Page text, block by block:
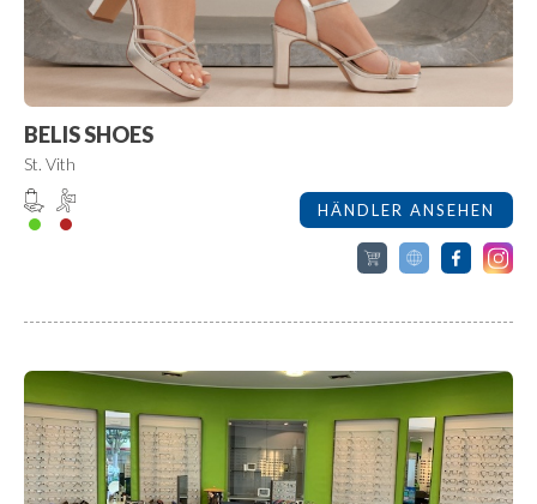
BELIS SHOES
St. Vith
HÄNDLER ANSEHEN